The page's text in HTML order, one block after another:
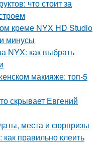
что стоит за
креме NYX HD Studio
минусы
NYX: как выбрать
макияже: топ-5
скрывает Евгений
места и сюрпризы
правильно клеить